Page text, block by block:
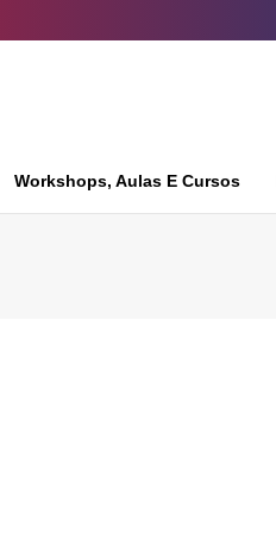
Workshops, Aulas E Cursos